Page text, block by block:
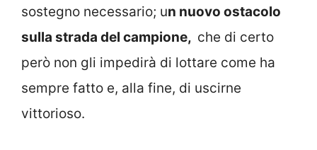
sostegno necessario; un nuovo ostacolo
sulla strada del campione, che di certo
però non gli impedirà di lottare come ha
sempre fatto e, alla fine, di uscirne
vittorioso.